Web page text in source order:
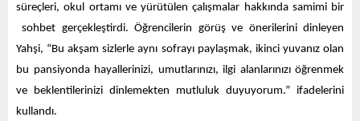
süreçleri, okul ortamı ve yürütülen çalışmalar hakkında samimi bir
sohbet gerçekleştirdi. Öğrencilerin görüş ve önerilerini dinleyen
Yahşi, “Bu akşam sizlerle aynı sofrayı paylaşmak, ikinci yuvanız olan
bu pansiyonda hayallerinizi, umutlarınızı, ilgi alanlarınızı öğrenmek
ve beklentilerinizi dinlemekten mutluluk duyuyorum.” ifadelerini
kullandı.